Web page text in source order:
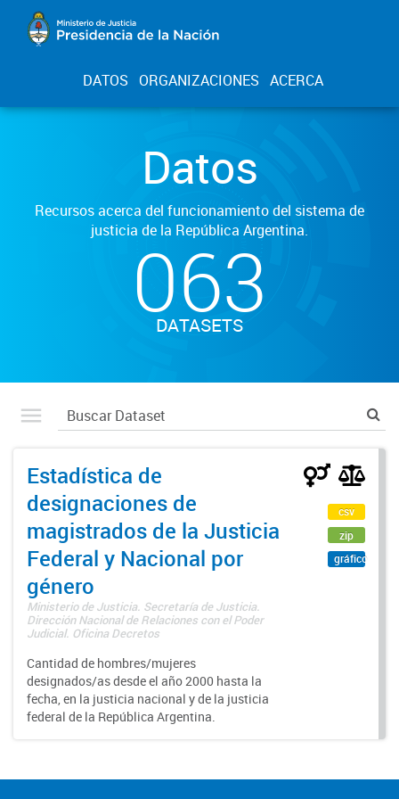
DATOS ORGANIZACIONES ACERCA
Datos
Recursos acerca del funcionamiento del sistema de
justicia de la República Argentina.
063
DATASETS
Estadística de
designaciones de
magistrados de la Justicia
Federal y Nacional por
género
Ministerio de Justicia. Secretaría de Justicia.
Dirección Nacional de Relaciones con el Poder
Judicial. Oficina Decretos
Cantidad de hombres/mujeres
designados/as desde el año 2000 hasta la
fecha, en la justicia nacional y de la justicia
federal de la República Argentina.
csv
zip
gráfico